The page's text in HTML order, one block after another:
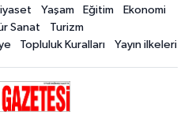
Yaşam Eğitim
Ekonomi
Sanat
Turizm
Topluluk Kuralları Yayın ilkeleri